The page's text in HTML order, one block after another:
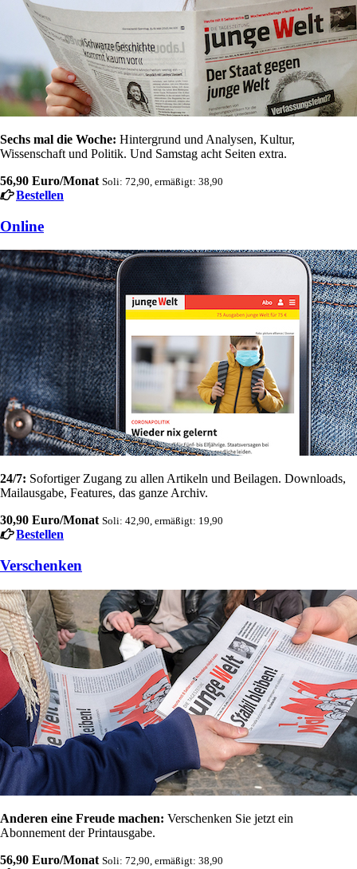
Sechs mal die Woche: Hintergrund und Analysen, Kultur,
Wissenschaft und Politik. Und Samstag acht Seiten extra.
56,90 Euro/Monat Soli: 72,90, ermäßigt: 38,90
Bestellen
Online
24/7: Sofortiger Zugang zu allen Artikeln und Beilagen. Downloads,
Mailausgabe, Features, das ganze Archiv.
30,90 Euro/Monat Soli: 42,90, ermäßigt: 19,90
Bestellen
Verschenken
Anderen eine Freude machen: Verschenken Sie jetzt ein
Abonnement der Printausgabe.
56,90 Euro/Monat Soli: 72,90, ermäßigt: 38,90